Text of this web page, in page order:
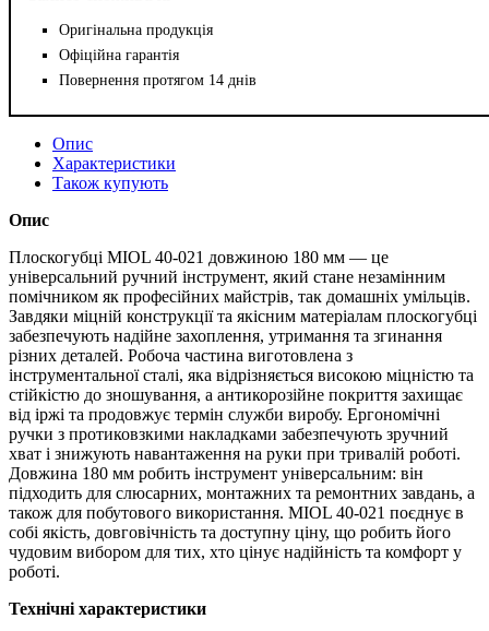
Оригінальна продукція
Офіційна гарантія
Повернення протягом 14 днів
Опис
Характеристики
Також купують
Опис
Плоскогубці MIOL 40‑021 довжиною 180 мм — це
універсальний ручний інструмент, який стане незамінним
помічником як професійних майстрів, так домашніх умільців.
Завдяки міцній конструкції та якісним матеріалам плоскогубці
забезпечують надійне захоплення, утримання та згинання
різних деталей. Робоча частина виготовлена ​​з
інструментальної сталі, яка відрізняється високою міцністю та
стійкістю до зношування, а антикорозійне покриття захищає
від іржі та продовжує термін служби виробу. Ергономічні
ручки з протиковзкими накладками забезпечують зручний
хват і знижують навантаження на руки при тривалій роботі.
Довжина 180 мм робить інструмент універсальним: він
підходить для слюсарних, монтажних та ремонтних завдань, а
також для побутового використання. MIOL 40‑021 поєднує в
собі якість, довговічність та доступну ціну, що робить його
чудовим вибором для тих, хто цінує надійність та комфорт у
роботі.
Технічні характеристики